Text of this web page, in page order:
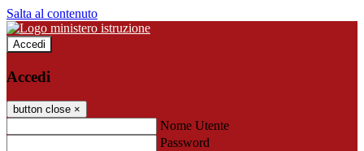
Salta al contenuto
Accedi
Accedi
button close ×
Nome Utente
Password